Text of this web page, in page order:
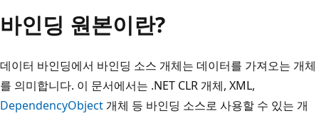
바인딩 원본이란?
데이터 바인딩에서 바인딩 소스 개체는 데이터를 가져오는 개체
를 의미합니다. 이 문서에서는 .NET CLR 개체, XML,
DependencyObject 개체 등 바인딩 소스로 사용할 수 있는 개